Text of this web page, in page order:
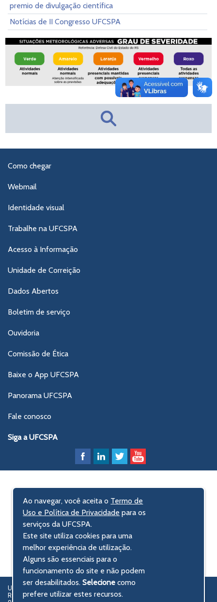
premio de divulgação científica
Notícias de II Congresso UFCSPA
Como chegar
Webmail
Identidade visual
Trabalhe na UFCSPA
Acesso à Informação
Unidade de Correição
Dados Abertos
Boletim de serviço
Ouvidoria
Comissão de Ética
Baixe o App UFCSPA
Panorama UFCSPA
Fale conosco
Siga a UFCSPA
UFCSPA – Universidade Federal de Ciências da Saúde de Porto Alegre
Rua Sarmento Leite, 245 - Centro Histórico
Ao navegar, você aceita o Termo de
Uso e Política de Privacidade para os
serviços da UFCSPA.
Este site utiliza cookies para uma
melhor experiência de utilização.
Alguns são essenciais para o
funcionamento do site e não podem
ser desabilitados.Selecionecomo
prefere utilizar estes recursos.